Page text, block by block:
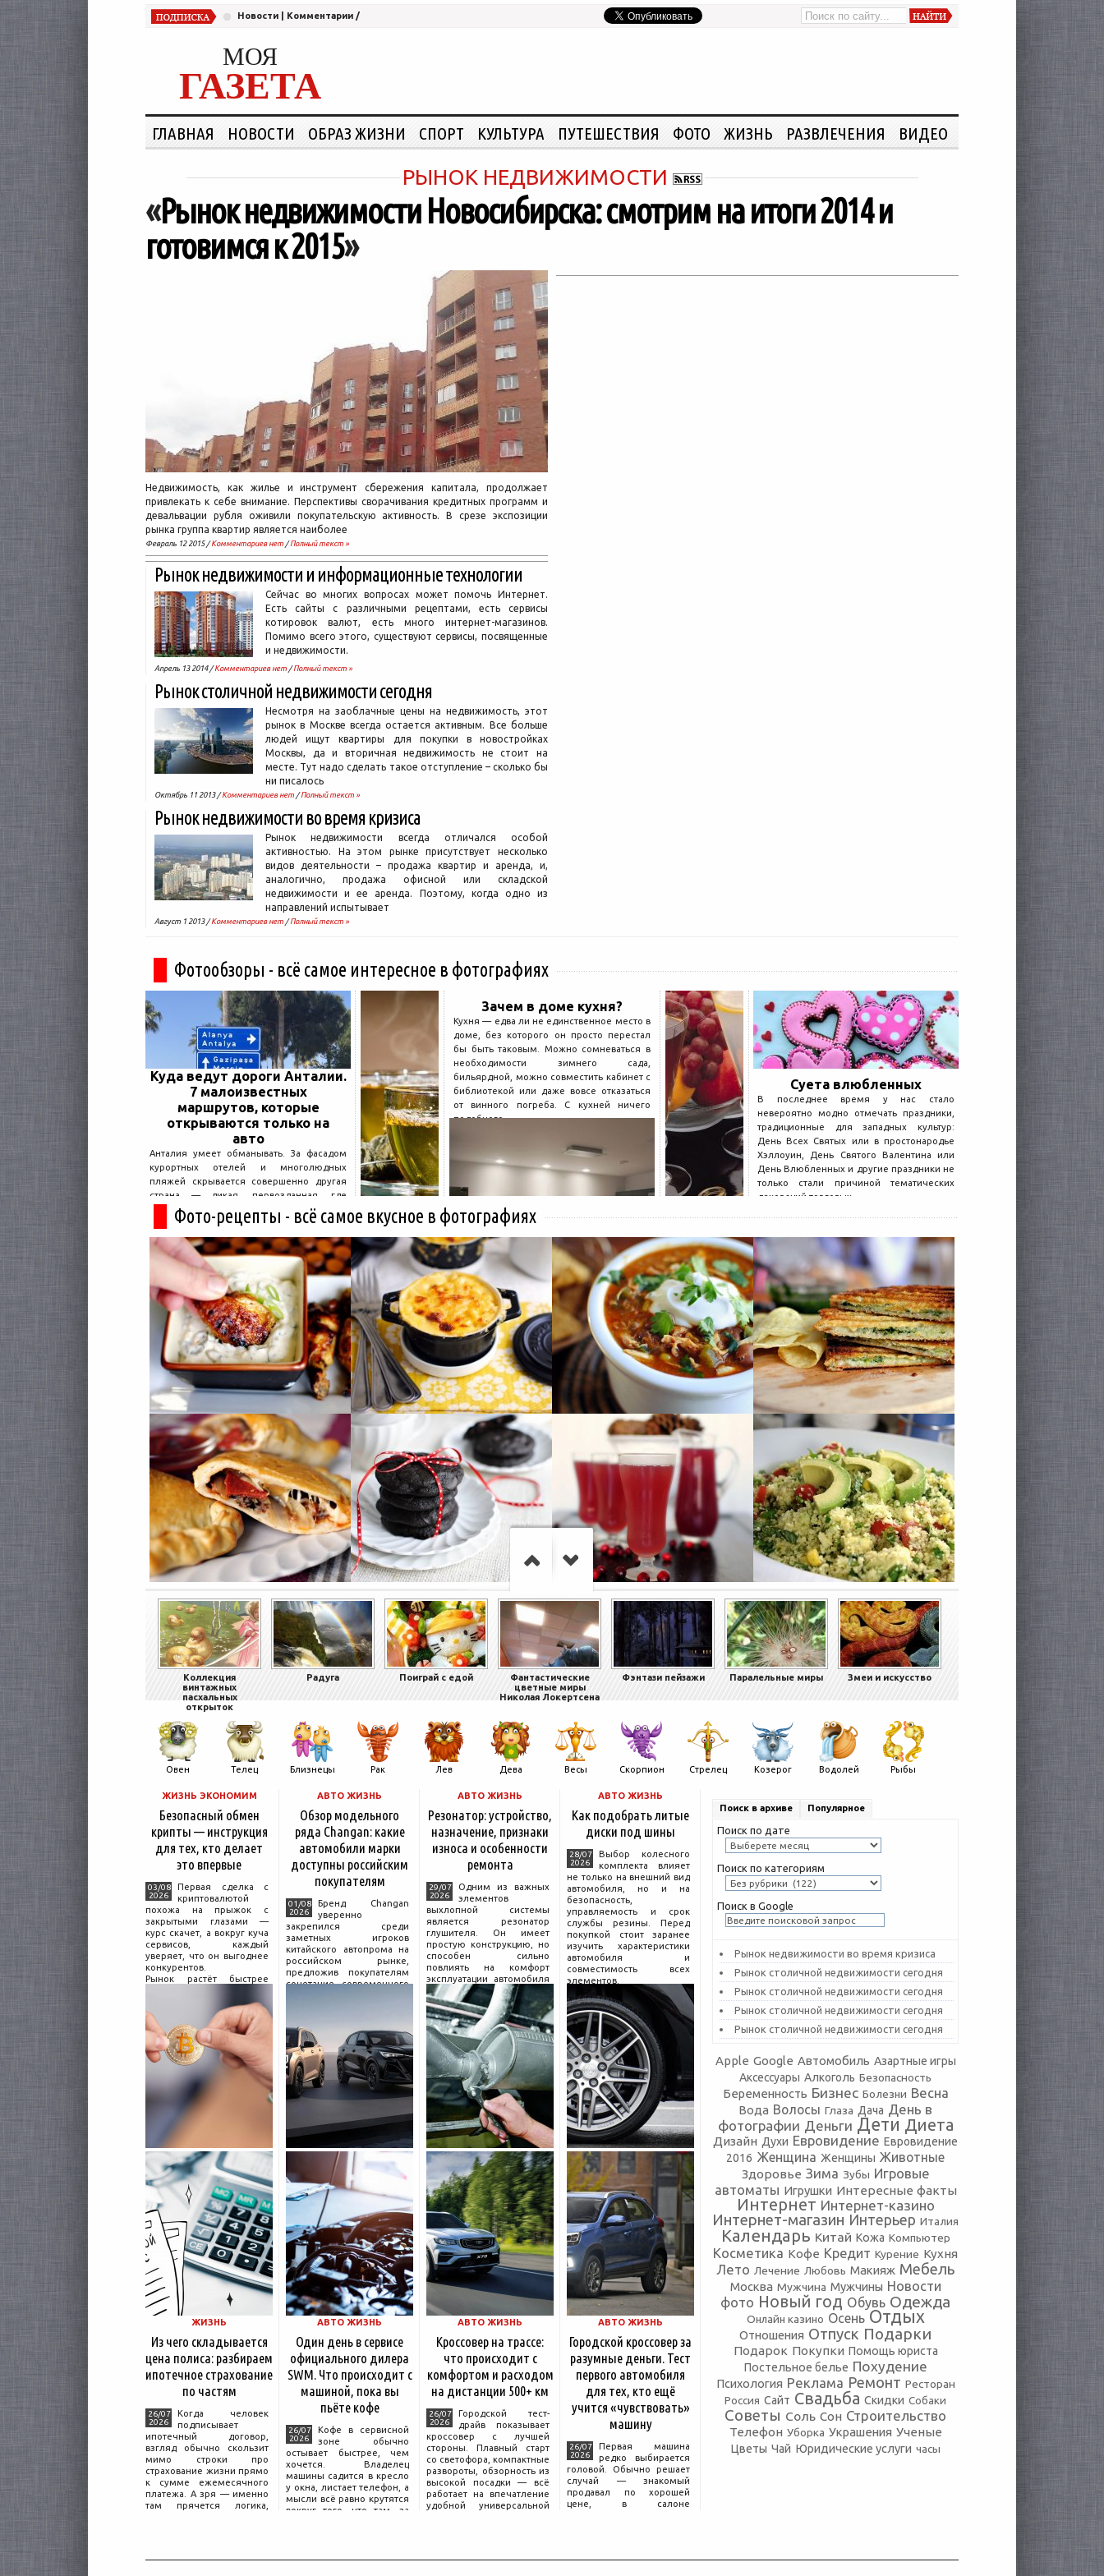
Новости Комментарии /
МОЯ
ГАЗЕТА
ГЛАВНАЯ НОВОСТИ ОБРАЗ ЖИЗНИ СПОРТ КУЛЬТУРА ПУТЕШЕСТВИЯ ФОТО ЖИЗНЬ РАЗВЛЕЧЕНИЯ ВИДЕО
РЫНОК НЕДВИЖИМОСТИ
«Рынок недвижимости Новосибирска: смотрим на итоги 2014 и
готовимся к 2015»
Недвижимость, как жилье и инструмент сбережения капитала, продолжает
привлекать к себе внимание. Перспективы сворачивания кредитных программ и
девальвации рубля оживили покупательскую активность. В срезе экспозиции
рынка группа квартир является наиболее
Февраль 12 2015 /Комментариев нет /Полный текст »
Рынок недвижимости и информационные технологии
Сейчас во многих вопросах может помочь Интернет.
Есть сайты с различными рецептами, есть сервисы
котировок валют, есть много интернет-магазинов.
Помимо всего этого, существуют сервисы, посвященные
и недвижимости.
Апрель 13 2014 /Комментариев нет /Полный текст »
Рынок столичной недвижимости сегодня
Несмотря на заоблачные цены на недвижимость, этот
рынок в Москве всегда остается активным. Все больше
людей ищут квартиры для покупки в новостройках
Москвы, да и вторичная недвижимость не стоит на
месте. Тут надо сделать такое отступление – сколько бы
ни писалось
Октябрь 11 2013 /Комментариев нет /Полный текст »
Рынок недвижимости во время кризиса
Рынок недвижимости всегда отличался особой
активностью. На этом рынке присутствует несколько
видов деятельности – продажа квартир и аренда, и,
аналогично, продажа офисной или складской
недвижимости и ее аренда. Поэтому, когда одно из
направлений испытывает
Август 1 2013 /Комментариев нет /Полный текст »
Фотообзоры - всё самое интересное в фотографиях
Куда ведут дороги Анталии.
7 малоизвестных
маршрутов, которые
открываются только на
авто
Анталия умеет обманывать. За фасадом
курортных отелей и многолюдных
пляжей скрывается совершенно другая
страна — дикая, первозданная, где
древние руины дремлют в тени кедров, а
горные дороги ведут к местам, о которых
не расскажет ни один автобусный гид....
Зачем в доме кухня?
Кухня — едва ли не единственное место в
доме, без которого он просто перестал
бы быть таковым. Можно сомневаться в
необходимости зимнего сада,
бильярдной, можно совместить кабинет с
библиотекой или даже вовсе отказаться
от винного погреба. С кухней ничего
подобного...
Суета влюбленных
В последнее время у нас стало
невероятно модно отмечать праздники,
традиционные для западных культур:
День Всех Святых или в простонародье
Хэллоуин, День Святого Валентина или
День Влюбленных и другие праздники не
только стали причиной тематических
декораций торговых...
Фото-рецепты - всё самое вкусное в фотографиях
Коллекция
винтажных
пасхальных
открыток
Радуга Поиграй с едой
Фантастические
цветные миры
Николая Локертсена
Фэнтази пейзажи Паралельные миры Змеи и искусство
Овен Телец Близнецы Рак Лев Дева Весы Скорпион Стрелец Козерог Водолей Рыбы
ЖИЗНЬ ЭКОНОМИМ
Безопасный обмен
крипты — инструкция
для тех, кто делает
это впервые
03/08
2026
Первая сделка с
криптовалютой
похожа на прыжок с
закрытыми глазами —
курс скачет, а вокруг куча
сервисов, каждый
уверяет, что он выгоднее
конкурентов.
Рынок растёт быстрее
поведения на нём.
Петербургские
криптообменники,
московские
АВТО ЖИЗНЬ
Обзор модельного
ряда Changan: какие
автомобили марки
доступны российским
покупателям
01/08
2026
Бренд Changan
уверенно
закрепился среди
заметных игроков
китайского автопрома на
российском рынке,
предложив покупателям
сочетание современного
насчитывает несколько
десятилетий
АВТО ЖИЗНЬ
Резонатор: устройство,
назначение, признаки
износа и особенности
ремонта
29/07
2026
Одним из важных
элементов
выхлопной системы
является резонатор
глушителя. Он имеет
простую конструкцию, но
способен сильно
повлиять на комфорт
эксплуатации автомобиля
и правильную работу
выхлопа.
Для чего нужен
резонатор
АВТО ЖИЗНЬ
Как подобрать литые
диски под шины
28/07
2026
Выбор колесного
комплекта влияет
не только на внешний вид
автомобиля, но и на
безопасность,
управляемость и срок
службы резины. Перед
покупкой стоит заранее
изучить характеристики
автомобиля и
совместимость всех
элементов.
ЖИЗНЬ
Из чего складывается
цена полиса: разбираем
ипотечное страхование
по частям
26/07
2026
Когда человек
подписывает
ипотечный договор,
взгляд обычно скользит
мимо строки про
страхование жизни прямо
к сумме ежемесячного
платежа. А зря — именно
там прячется логика,
АВТО ЖИЗНЬ
Один день в сервисе
официального дилера
SWM. Что происходит с
машиной, пока вы
пьёте кофе
26/07
2026
Кофе в сервисной
зоне обычно
остывает быстрее, чем
хочется. Владелец
машины садится в кресло
у окна, листает телефон, а
мысли всё равно крутятся
вокруг того, что там, за
АВТО ЖИЗНЬ
Кроссовер на трассе:
что происходит с
комфортом и расходом
на дистанции 500+ км
26/07
2026
Городской тест-
драйв показывает
кроссовер с лучшей
стороны. Плавный старт
со светофора, компактные
развороты, обзорность из
высокой посадки — всё
работает на впечатление
удобной универсальной
АВТО ЖИЗНЬ
Городской кроссовер за
разумные деньги. Тест
первого автомобиля
для тех, кто ещё
учится «чувствовать»
машину
26/07
2026
Первая машина
редко выбирается
головой. Обычно решает
случай — знакомый
продавал по хорошей
цене, в салоне
Рассудок подключается
Поиск в архиве Популярное
Поиск по дате
Поиск по категориям
Поиск в Google
Рынок недвижимости во время кризиса
Рынок столичной недвижимости сегодня
Рынок столичной недвижимости сегодня
Рынок столичной недвижимости сегодня
Рынок столичной недвижимости сегодня
Apple Google Автомобиль Азартные игры
Аксессуары Алкоголь Безопасность
Беременность Бизнес Болезни Весна
Вода Волосы Глаза Дача День в
фотографии Деньги Дети Диета
Дизайн Духи Евровидение Евровидение
2016 Женщина Женщины Животные
Здоровье Зима Зубы Игровые
автоматы Игрушки Интересные факты
Интернет Интернет-казино
Интернет-магазин Интерьер Италия
Календарь Китай Кожа Компьютер
Косметика Кофе Кредит Курение Кухня
Лето Лечение Любовь Макияж Мебель
Москва Мужчина Мужчины Новости
фото Новый год Обувь Одежда
Онлайн казино Осень Отдых
Отношения Отпуск Подарки
Подарок Покупки Помощь юриста
Постельное белье Похудение
Психология Реклама Ремонт Ресторан
Россия Сайт Свадьба Скидки Собаки
Советы Соль Сон Строительство
Телефон Уборка Украшения Ученые
Цветы Чай Юридические услуги часы